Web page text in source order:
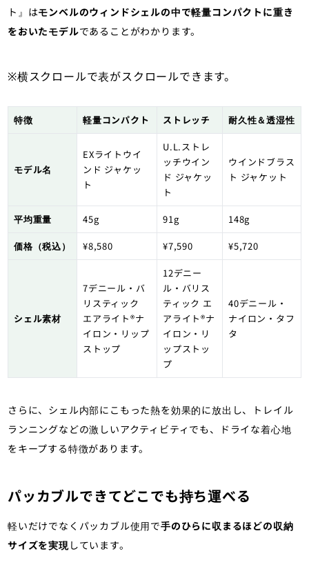
ト』はモンベルのウィンドシェルの中で軽量コンパクトに重き
をおいたモデルであることがわかります。
※横スクロールで表がスクロールできます。
特徴 軽量コンパクト ストレッチ 耐久性＆透湿性
モデル名
EXライトウイ
ンド ジャケッ
ト
U.L.ストレ
ッチウイン
ド ジャケッ
ト
ウインドブラス
ト ジャケット
平均重量 45g 91g 148g
価格（税込） ¥8,580 ¥7,590 ¥5,720
シェル素材
7デニール・バ
リスティック
エアライト®ナ
イロン・リップ
ストップ
12デニー
ル・バリス
ティック エ
アライト®ナ
イロン・リ
ップストッ
プ
40デニール・
ナイロン・タフ
タ
さらに、シェル内部にこもった熱を効果的に放出し、トレイル
ランニングなどの激しいアクティビティでも、ドライな着心地
をキープする特徴があります。
パッカブルできてどこでも持ち運べる
軽いだけでなくパッカブル使用で手のひらに収まるほどの収納
サイズを実現しています。